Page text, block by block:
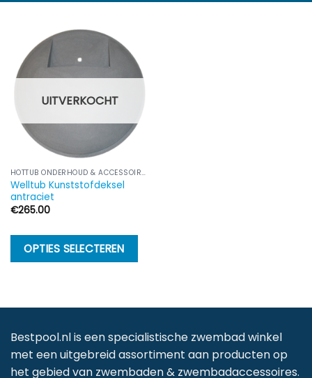
UITVERKOCHT
HOTTUB ONDERHOUD & ACCESSOIRES
Welltub Kunststofdeksel
antraciet
€265.00
OPTIES SELECTEREN
variaties.
Deze
optie
kan
Bestpool.nl is een specialistische zwembad winkel
met een uitgebreid assortiment aan producten op
het gebied van zwembaden & zwembadaccessoires.